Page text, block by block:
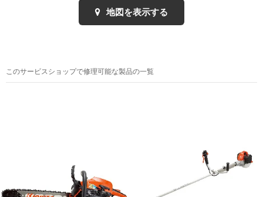
地図を表示する
このサービスショップで修理可能な製品の一覧